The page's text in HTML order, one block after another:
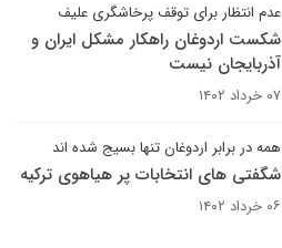
عدم انتظار برای توقف پرخاشگری علیف
شکست اردوغان راهکار مشکل ایران و
آذربایجان نیست
۰۷ خرداد ۱۴۰۲
همه در برابر اردوغان تنها بسیج شده اند
شگفتی های انتخابات پر هیاهوی ترکیه
۰۶ خرداد ۱۴۰۲